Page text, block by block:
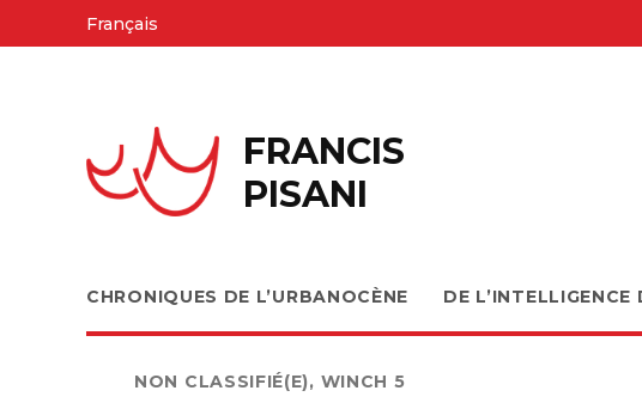
to
Français
FRANCIS
PISANI
CHRONIQUES DE L’URBANOCÈNE DE L’INTELLIGENCE
PUBLIÉ
NON CLASSIFIÉ(E), WINCH 5